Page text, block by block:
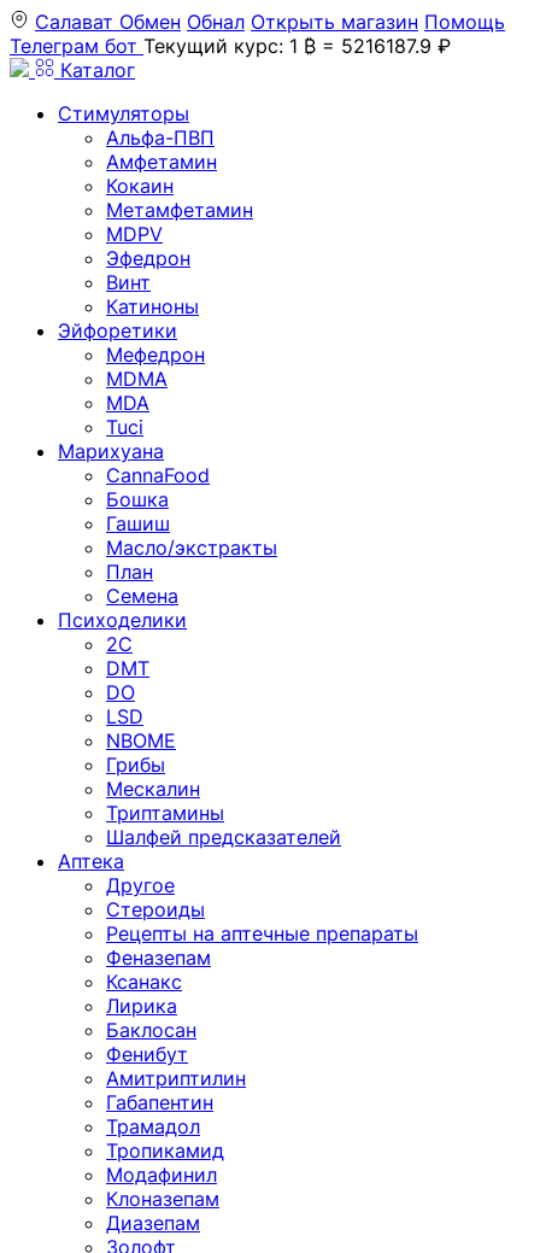
Салават Обмен Обнал Открыть магазин Помощь
Телеграм бот Текущий курс: 1 ₿ = 5216187.9 ₽
Каталог
Стимуляторы
Альфа-ПВП
Амфетамин
Кокаин
Метамфетамин
MDPV
Эфедрон
Винт
Катиноны
Эйфоретики
Мефедрон
MDMA
MDA
Tuci
Марихуана
CannaFood
Бошка
Гашиш
Масло/экстракты
План
Семена
Психоделики
2C
DMT
DO
LSD
NBOME
Грибы
Мескалин
Триптамины
Шалфей предсказателей
Аптека
Другое
Стероиды
Рецепты на аптечные препараты
Феназепам
Ксанакс
Лирика
Баклосан
Фенибут
Амитриптилин
Габапентин
Трамадол
Тропикамид
Модафинил
Клоназепам
Диазепам
Золофт